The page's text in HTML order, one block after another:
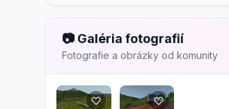
📷 Galéria fotografií
Fotografie a obrázky od komunity